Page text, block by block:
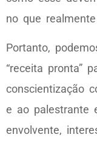
no que
Portanto,
“receita pronta”
conscientização
e ao palestrante
envolvente,